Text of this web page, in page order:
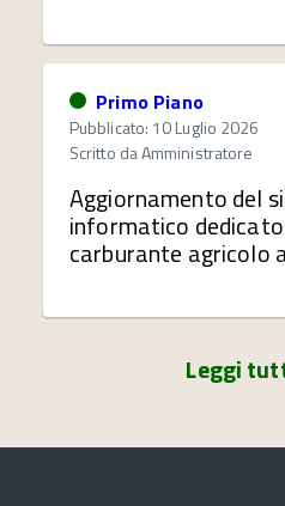
Primo Piano
Pubblicato: 10 Luglio 2026
Scritto daAmministratore
Aggiornamento del
informatico
carburante agricolo
Leggi